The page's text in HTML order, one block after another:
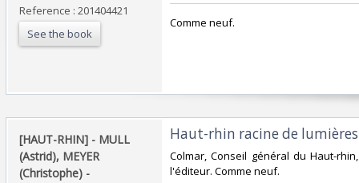
Reference : 201404421
See the book
‎Comme neuf.‎
‎[HAUT-RHIN] - MULL
(Astrid), MEYER
(Christophe) - ‎
‎Haut-rhin racine de
‎Colmar, Conseil général du Haut-
l'éditeur. Comme neuf.‎